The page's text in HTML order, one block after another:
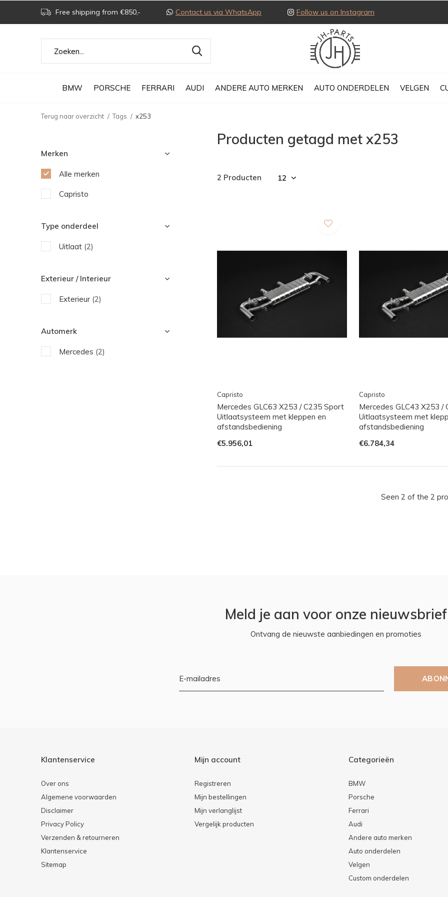
BMW PORSCHE FERRARI AUDI ANDERE AUTO MERKEN AUTO ONDERDELEN VELGEN
Free shipping from €850,- Contact us via WhatsApp Follow us on Instagram
Terug naar overzicht Tags x253
Producten getagd met x253
2 Producten
Capristo
Mercedes GLC63 X253 / C235 Sport
Uitlaatsysteem met kleppen en
afstandsbediening
€5.956,01
Capristo
Mercedes GLC43 X253 /
Uitlaatsysteem met
afstandsbediening
€6.784,34
Seen 2 of the 2
Merken
Alle merken
Capristo
Type onderdeel
Uitlaat (2)
Exterieur / Interieur
Exterieur (2)
Automerk
Mercedes (2)
Meld je aan voor onze nieuwsbrief
Ontvang de nieuwste aanbiedingen en promoties
Klantenservice
Over ons
Algemene voorwaarden
Disclaimer
Privacy Policy
Verzenden & retourneren
Klantenservice
Sitemap
Mijn account
Registreren
Mijn bestellingen
Mijn verlanglijst
Vergelijk producten
Categorieën
BMW
Porsche
Ferrari
Audi
Andere auto merken
Auto onderdelen
Velgen
Custom onderdelen